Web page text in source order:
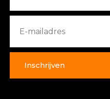
Inschrijven